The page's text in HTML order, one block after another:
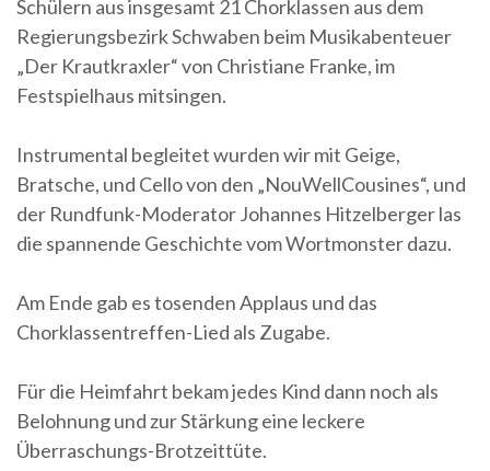
Schülern aus insgesamt 21 Chorklassen aus dem
Regierungsbezirk Schwaben beim Musikabenteuer
„Der Krautkraxler“ von Christiane Franke, im
Festspielhaus mitsingen.
Instrumental begleitet wurden wir mit Geige,
Bratsche, und Cello von den „NouWellCousines“, und
der Rundfunk-Moderator Johannes Hitzelberger las
die spannende Geschichte vom Wortmonster dazu.
Am Ende gab es tosenden Applaus und das
Chorklassentreffen-Lied als Zugabe.
Für die Heimfahrt bekam jedes Kind dann noch als
Belohnung und zur Stärkung eine leckere
Überraschungs-Brotzeittüte.